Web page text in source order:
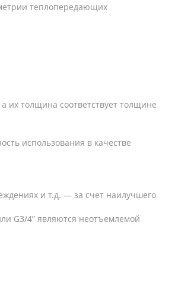
теплопередающих
их толщина соответствует толщине
использования в качестве
и т.д. — за счет наилучшего
G3/4” являются неотъемлемой